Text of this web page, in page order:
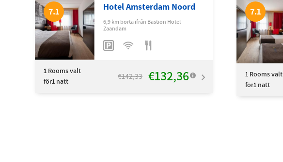
7.1 Hotel Amsterdam Noord
6,9 km borta ifrån Bastion Hotel
Zaandam
1 Rooms valt
för1 natt
€142,33 €132,36
7.1
1 Rooms valt
för1 natt